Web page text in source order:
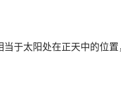
当于太阳处在正天中的位置